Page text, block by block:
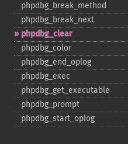
phpdbg_​break_​method
phpdbg_​break_​next
phpdbg_​clear
phpdbg_​color
phpdbg_​end_​oplog
phpdbg_​exec
phpdbg_​get_​executable
phpdbg_​prompt
phpdbg_​start_​oplog